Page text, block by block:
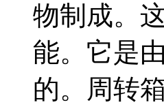
物制成。
能。它是
的。周转